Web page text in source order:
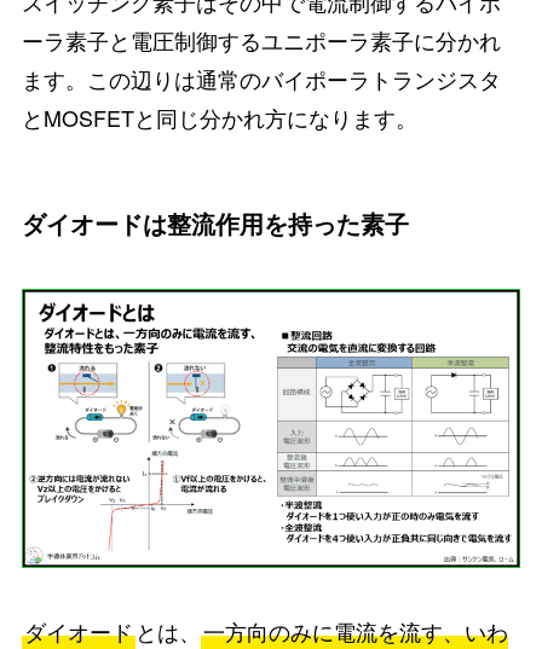
ーラ素子と電圧制御するユニポーラ素子に分かれ
ます。この辺りは通常のバイポーラトランジスタ
とMOSFETと同じ分かれ方になります。
ダイオードは整流作用を持った素子
ダイオードとは、 一方向のみに電流を流す、いわ